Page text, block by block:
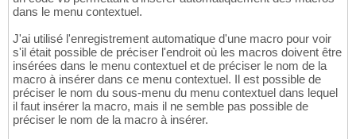
dans le menu contextuel.
J'ai utilisé l'enregistrement automatique d'une macro pour voir
s'il était possible de préciser l'endroit où les macros doivent être
insérées dans le menu contextuel et de préciser le nom de la
macro à insérer dans ce menu contextuel. Il est possible de
préciser le nom du sous-menu du menu contextuel dans lequel
il faut insérer la macro, mais il ne semble pas possible de
préciser le nom de la macro à insérer.